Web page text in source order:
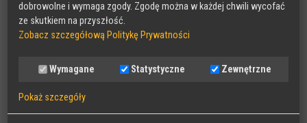
Nasze projekty
dobrowolne i wymaga zgody. Zgodę można w każdej chwili wycofać
ze skutkiem na przyszłość.
Zobacz szczegółową Politykę Prywatności
Wymagane Statystyczne Zewnętrzne
Pokaż szczegóły